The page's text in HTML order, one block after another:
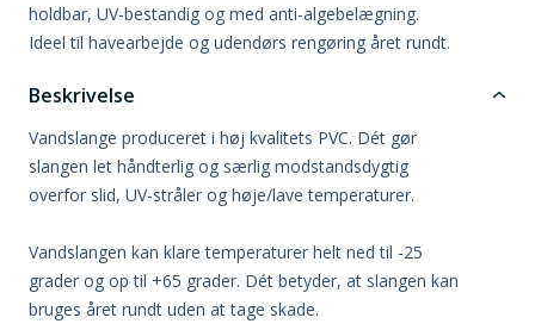
holdbar, UV-bestandig og med anti-algebelægning.
Ideel til havearbejde og udendørs rengøring året rundt.
Beskrivelse
Vandslange produceret i høj kvalitets PVC. Dét gør
slangen let håndterlig og særlig modstandsdygtig
overfor slid, UV-stråler og høje/lave temperaturer.
Vandslangen kan klare temperaturer helt ned til -25
grader og op til +65 grader. Dét betyder, at slangen kan
bruges året rundt uden at tage skade.